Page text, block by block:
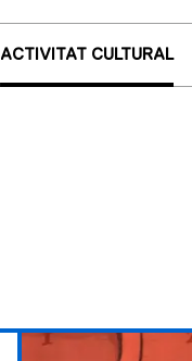
ACTIVITAT CULTURAL